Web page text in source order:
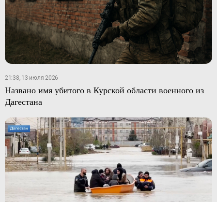
21:38, 13 июля 2026
Названо имя убитого в Курской области военного из
Дагестана